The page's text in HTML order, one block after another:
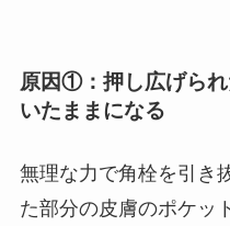
原因①：押し広げら
いたままになる
無理な力で角栓を引き
た部分の皮膚のポケッ